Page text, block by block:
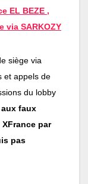
EL BEZE ,
via SARKOZY
siège via
et appels de
du lobby
faux
par
pas